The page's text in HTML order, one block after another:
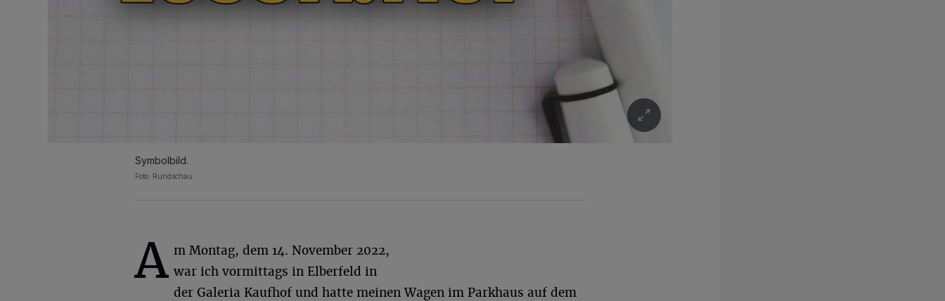
Symbolbild.
Foto: Rundschau
A m Montag, dem 14. November 2022,
war ich vormittags in Elberfeld in
der Galeria Kaufhof und hatte meinen Wagen im Parkhaus auf dem